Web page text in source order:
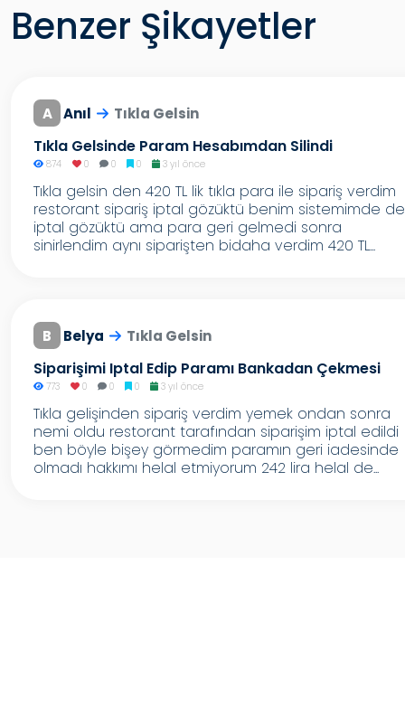
Benzer Şikayetler
A Anıl Tıkla Gelsin
Tıkla Gelsinde Param Hesabımdan Silindi
874 0 0 0 3 yıl önce
Tıkla gelsin den 420 TL lik tıkla para ile sipariş verdim
restorant sipariş iptal gözüktü benim sistemimde de
iptal gözüktü ama para geri gelmedi sonra
sinirlendim aynı siparişten bidaha verdim 420 TL...
B Belya Tıkla Gelsin
Siparişimi Iptal Edip Paramı Bankadan Çekmesi
773 0 0 0 3 yıl önce
Tıkla gelişinden sipariş verdim yemek ondan sonra
nemi oldu restorant tarafından siparişim iptal edildi
ben böyle bişey görmedim paramın geri iadesinde
olmadı hakkımı helal etmiyorum 242 lira helal de...